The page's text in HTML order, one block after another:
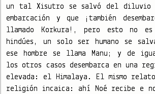
un tal Xisutro se salvó del diluvio
embarcación y que ¡también
llamado Korkura!, pero esto no
hindúes, un solo ser humano se
ese hombre se llama Manu; y de
los otros casos desembarca en una
elevada: el Himalaya. El mismo
religión incaica: ahí Noé recibe e